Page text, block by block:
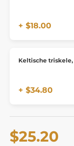
+ $18.00
Keltische
+ $34.80
$25.20